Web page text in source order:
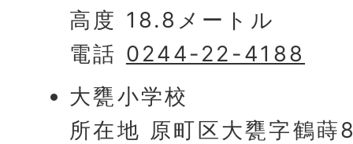
高度 18.8メートル
電話 0244-22-4188
大甕小学校
所在地 原町区大甕字鶴蒔